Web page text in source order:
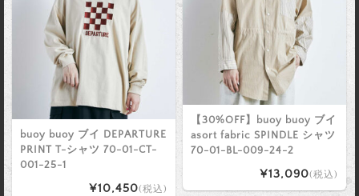
【30%OFF】buoy buoy ブイ
asort fabric SPINDLE シャツ
70-01-BL-009-24-2
¥13,090(税込)
buoy buoy ブイ DEPARTURE
PRINT T-シャツ 70-01-CT-
001-25-1
¥10,450(税込)